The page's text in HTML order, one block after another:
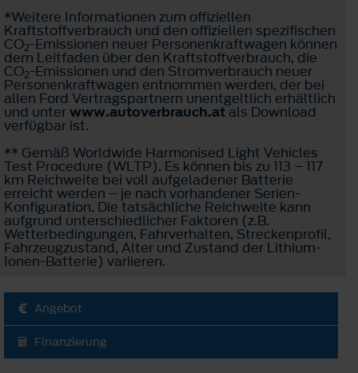
*Weitere Informationen zum offiziellen
Kraftstoffverbrauch und den offiziellen spezifischen
CO2-Emissionen neuer Personenkraftwagen können
dem Leitfaden über den Kraftstoffverbrauch, die
CO2-Emissionen und den Stromverbrauch neuer
Personenkraftwagen entnommen werden, der bei
allen Ford Vertragspartnern unentgeltlich erhältlich
und unterwww.autoverbrauch.atals Download
verfügbar ist.
** Gemäß Worldwide Harmonised Light Vehicles
Test Procedure (WLTP). Es können bis zu 113 – 117
km Reichweite bei voll aufgeladener Batterie
erreicht werden – je nach vorhandener Serien-
Konfiguration. Die tatsächliche Reichweite kann
aufgrund unterschiedlicher Faktoren (z.B.
Wetterbedingungen, Fahrverhalten, Streckenprofil,
Fahrzeugzustand, Alter und Zustand der Lithium-
Ionen-Batterie) variieren.
Angebot
Finanzierung